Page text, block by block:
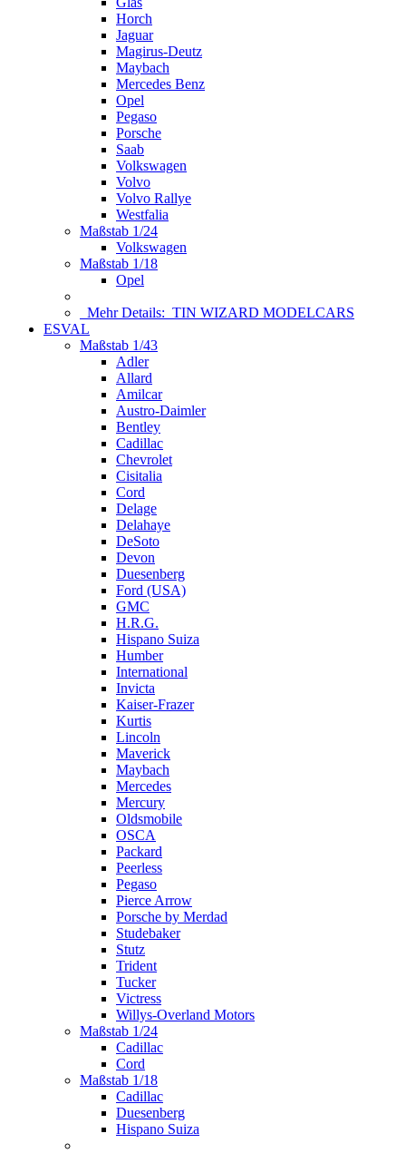
Horch
Jaguar
Magirus-Deutz
Maybach
Mercedes Benz
Opel
Pegaso
Porsche
Saab
Volkswagen
Volvo
Volvo Rallye
Westfalia
Maßstab 1/24
Volkswagen
Maßstab 1/18
Opel
Mehr Details: TIN WIZARD MODELCARS
ESVAL
Maßstab 1/43
Adler
Allard
Amilcar
Austro-Daimler
Bentley
Cadillac
Chevrolet
Cisitalia
Cord
Delage
Delahaye
DeSoto
Devon
Duesenberg
Ford (USA)
GMC
H.R.G.
Hispano Suiza
Humber
International
Invicta
Kaiser-Frazer
Kurtis
Lincoln
Maverick
Maybach
Mercedes
Mercury
Oldsmobile
OSCA
Packard
Peerless
Pegaso
Pierce Arrow
Porsche by Merdad
Studebaker
Stutz
Trident
Tucker
Victress
Willys-Overland Motors
Maßstab 1/24
Cadillac
Cord
Maßstab 1/18
Cadillac
Duesenberg
Hispano Suiza